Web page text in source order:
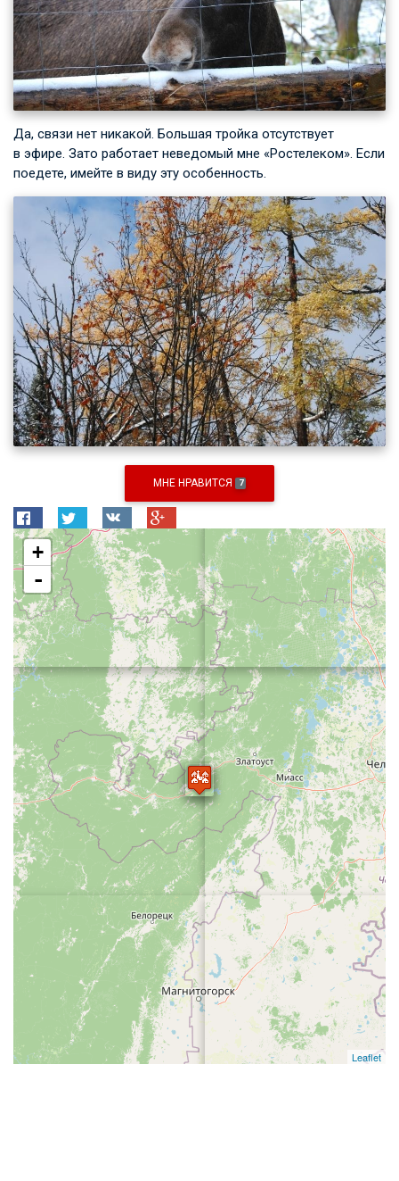
Да, связи нет никакой. Большая тройка отсутствует
в эфире. Зато работает неведомый мне «Ростелеком». Если
поедете, имейте в виду эту особенность.
МНЕ НРАВИТСЯ 7
+
-
Leaflet